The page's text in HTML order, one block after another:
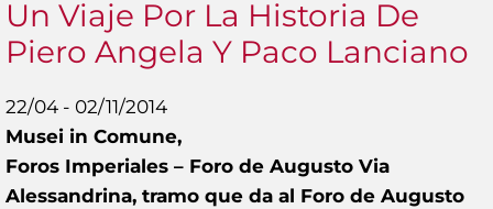
Un Viaje Por La Historia De
Piero Angela Y Paco Lanciano
22/04 - 02/11/2014
Musei in Comune,
Foros Imperiales – Foro de Augusto Via
Alessandrina, tramo que da al Foro de Augusto